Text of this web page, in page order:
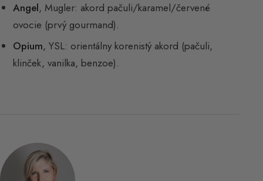
Angel, Mugler: akord pačuli/karamel/červené
ovocie (prvý gourmand).
Opium, YSL: orientálny korenistý akord (pačuli,
klinček, vanilka, benzoe).